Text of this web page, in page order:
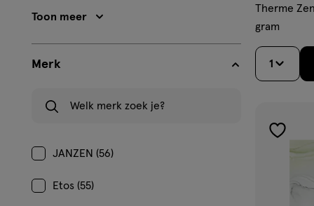
Toon meer
Merk
JANZEN (56)
Etos (55)
Therme
gram
1
aan